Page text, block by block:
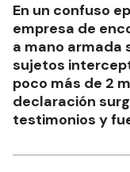
En un confuso
empresa de
a mano armada
sujetos
poco más de 2
declaración
testimonios y